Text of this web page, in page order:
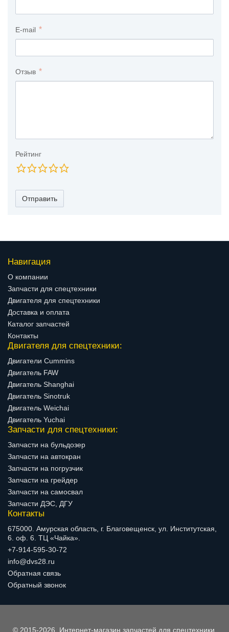
E-mail
Отзыв
Рейтинг
Отправить
Навигация
О компании
Запчасти для спецтехники
Двигателя для спецтехники
Доставка и оплата
Каталог запчастей
Контакты
Двигателя для спецтехники:
Двигатели Cummins
Двигатель FAW
Двигатель Shanghai
Двигатель Sinotruk
Двигатель Weichai
Двигатель Yuchai
Запчасти для спецтехники:
Запчасти на бульдозер
Запчасти на автокран
Запчасти на погрузчик
Запчасти на грейдер
Запчасти на самосвал
Запчасти ДЭС, ДГУ
Контакты
675000. Амурская область, г. Благовещенск, ул. Институтская,
6. оф. 6. ТЦ «Чайка».
+7-914-595-30-72
info@dvs28.ru
Обратная связь
Обратный звонок
© 2015-2026, Интернет-магазин запчастей для спецтехники.